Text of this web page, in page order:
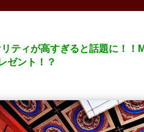
ティが高すぎると話題に！
ゼント！？